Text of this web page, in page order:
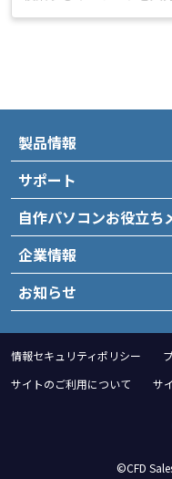
製品情報
サポート
自作パソコンお役立ち
企業情報
お知らせ
情報セキュリティポリシー
サイトのご利用について
サ
©CFD